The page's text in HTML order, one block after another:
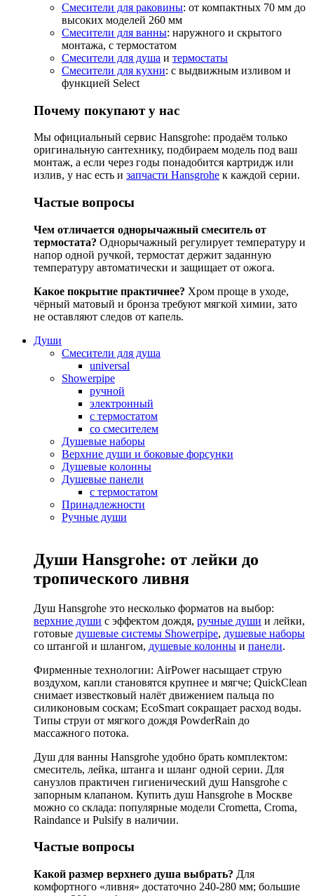
Смесители для раковины: от компактных 70 мм до
высоких моделей 260 мм
Смесители для ванны: наружного и скрытого
монтажа, с термостатом
Смесители для душа и термостаты
Смесители для кухни: с выдвижным изливом и
функцией Select
Почему покупают у нас
Мы официальный сервис Hansgrohe: продаём только
оригинальную сантехнику, подбираем модель под ваш
монтаж, а если через годы понадобится картридж или
излив, у нас есть и запчасти Hansgrohe к каждой серии.
Частые вопросы
Чем отличается однорычажный смеситель от
термостата? Однорычажный регулирует температуру и
напор одной ручкой, термостат держит заданную
температуру автоматически и защищает от ожога.
Какое покрытие практичнее? Хром проще в уходе,
чёрный матовый и бронза требуют мягкой химии, зато
не оставляют следов от капель.
Души
Смесители для душа
universal
Showerpipe
ручной
электронный
с термостатом
со смесителем
Душевые наборы
Верхние души и боковые форсунки
Душевые колонны
Душевые панели
с термостатом
Принадлежности
Ручные души
Души Hansgrohe: от лейки до
тропического ливня
Душ Hansgrohe это несколько форматов на выбор:
верхние души с эффектом дождя, ручные души и лейки,
готовые душевые системы Showerpipe, душевые наборы
со штангой и шлангом, душевые колонны и панели.
Фирменные технологии: AirPower насыщает струю
воздухом, капли становятся крупнее и мягче; QuickClean
снимает известковый налёт движением пальца по
силиконовым соскам; EcoSmart сокращает расход воды.
Типы струи от мягкого дождя PowderRain до
массажного потока.
Душ для ванны Hansgrohe удобно брать комплектом:
смеситель, лейка, штанга и шланг одной серии. Для
санузлов практичен гигиенический душ Hansgrohe с
запорным клапаном. Купить душ Hansgrohe в Москве
можно со склада: популярные модели Crometta, Croma,
Raindance и Pulsify в наличии.
Частые вопросы
Какой размер верхнего душа выбрать? Для
комфортного «ливня» достаточно 240-280 мм; большие